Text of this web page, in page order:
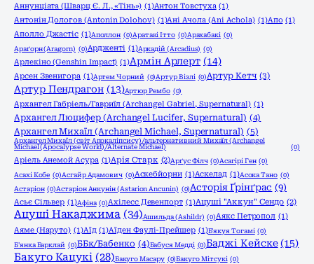
Аннунціата (Шварц Є. Л., «Тінь») (1)Антон Товстуха (1)
Антонін Дологов (Antonin Dolohov) (1)Ані Ачола (Ani Achola) (1)Апо (1)
Аполло Джастіс (1)Аполлон (0)Аратакі Ітто (0)Арахабакі (0)
Араґорн (Aragorn) (0)Ардженті (1)Аркадій (Arcadius) (0)
Арлекіно (Genshin Impact) (1)Армін Арлерт (14)
Арсен Звенигора (1)Артем Чорний (0)Артур Візлі (0)Артур Кетч (3)
Артур Пендрагон (13)Артюр Рембо (0)
Архангел Габріель/Гавриїл (Archangel Gabriel, Supernatural) (1)
Архангел Люцифер (Archangel Lucifer, Supernatural) (4)
Архангел Михаїл (Archangel Michael, Supernatural) (5)
Архангел Михаїл (світ Апокаліпсису)/альтернативний Михаїл (Archangel
Michael (Apocalypse World)/Alternate Michael)
(0)
Аріель Анемой Асура (1)Арія Старк (2)Арґус Філч (0)Асагірі Ген (0)
Асахі Кобе (0)Асгайр Адамович (0)Аскебйорни (1)Аскелад (1)Асока Тано (0)
Астаріон (0)Астаріон Анкунін (Astarion Ancunin) (0)Асторія Ґрінґрас (9)
Асьє Сільвер (1)Афіна (0)Ахілесс Девенпорт (1)Ацуші "Аккун" Сендо (2)
Ацуші Накаджима (34)Ашильда (Ashildr) (0)Аякс Петропол (1)
Аяме (Наруто) (1)Аїд (1)Аїден Фаулі-Прейшер (1)Б'якуя Тогамі (0)
Б'янка Барклай (0)ББк/Бабенко (4)Бабуся Медді (0)Баджі Кейске (15)
Бакуго Кацукі (28)Бакуго Масару (0)Бакуго Мітсукі (0)